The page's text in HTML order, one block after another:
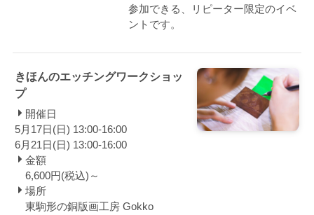
参加できる、リピーター限定のイベ
ントです。
きほんのエッチングワークショッ
プ
開催日
5月17日(日) 13:00-16:00
6月21日(日) 13:00-16:00
金額
6,600円(税込)～
場所
東駒形の銅版画工房 Gokko